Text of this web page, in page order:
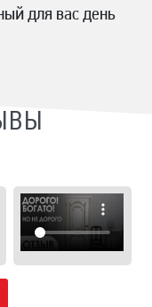
для вас день